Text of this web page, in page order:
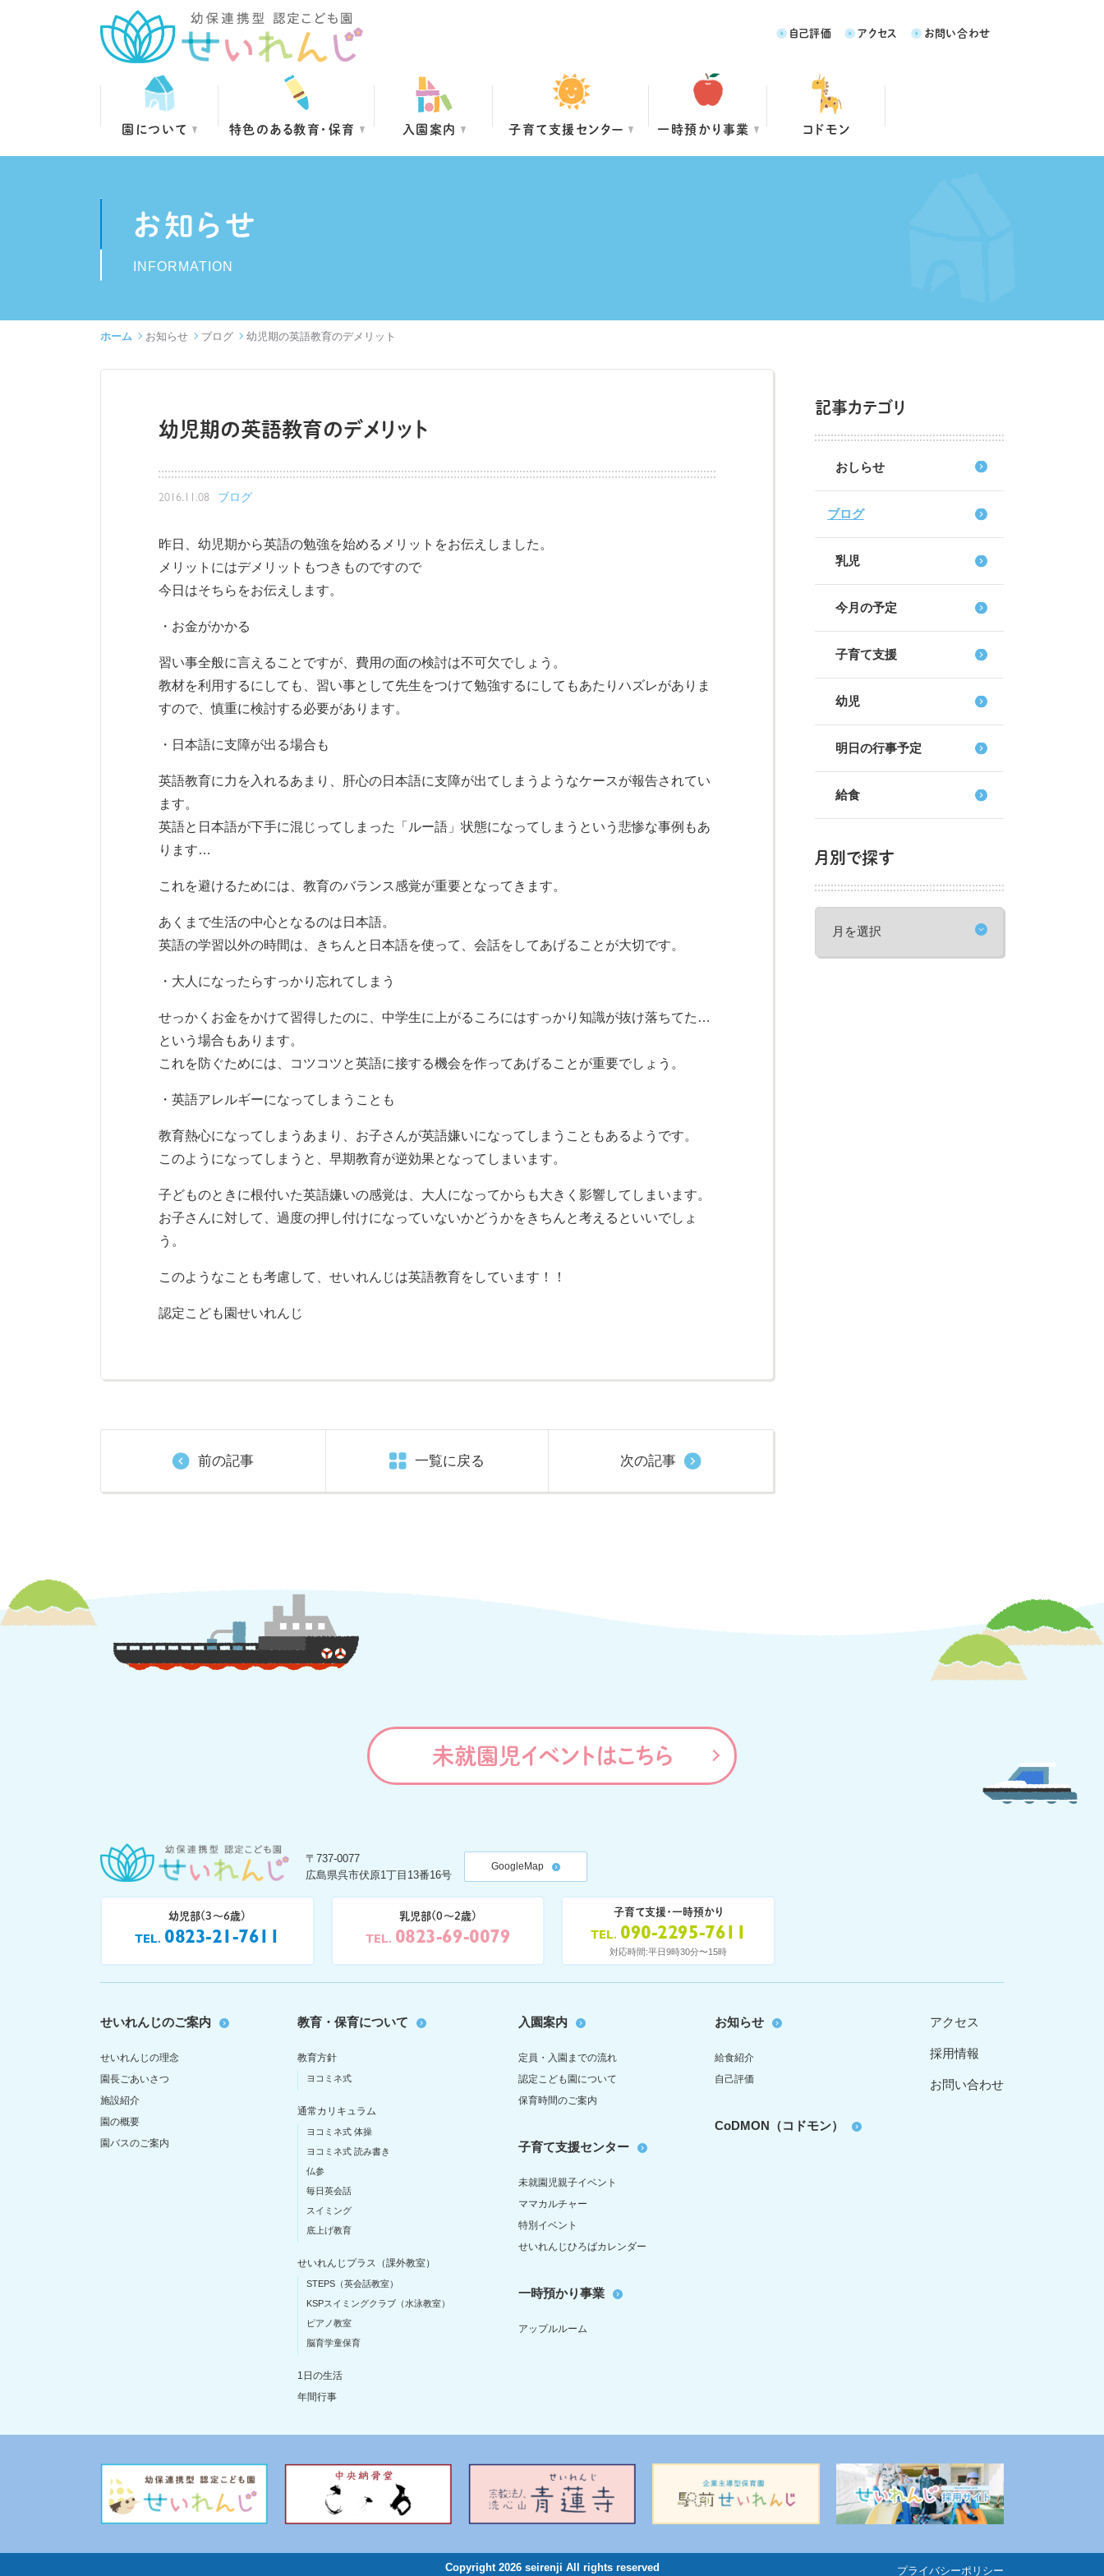
園について 特色のある教育・保育 入園案内 子育て支援センター 一時預かり事業 コドモン
自己評価 アクセス お問い合わせ
お知らせ
INFORMATION
ホーム お知らせ ブログ 幼児期の英語教育のデメリット
幼児期の英語教育のデメリット
2016.11.08 ブログ
昨日、幼児期から英語の勉強を始めるメリットをお伝えしました。
メリットにはデメリットもつきものですので
今日はそちらをお伝えします。
・お金がかかる
習い事全般に言えることですが、費用の面の検討は不可欠でしょう。
教材を利用するにしても、習い事として先生をつけて勉強するにしてもあたりハズレがありま
すので、慎重に検討する必要があります。
・日本語に支障が出る場合も
英語教育に力を入れるあまり、肝心の日本語に支障が出てしまうようなケースが報告されてい
ます。
英語と日本語が下手に混じってしまった「ルー語」状態になってしまうという悲惨な事例もあ
ります…
これを避けるためには、教育のバランス感覚が重要となってきます。
あくまで生活の中心となるのは日本語。
英語の学習以外の時間は、きちんと日本語を使って、会話をしてあげることが大切です。
・大人になったらすっかり忘れてしまう
せっかくお金をかけて習得したのに、中学生に上がるころにはすっかり知識が抜け落ちてた…
という場合もあります。
これを防ぐためには、コツコツと英語に接する機会を作ってあげることが重要でしょう。
・英語アレルギーになってしまうことも
教育熱心になってしまうあまり、お子さんが英語嫌いになってしまうこともあるようです。
このようになってしまうと、早期教育が逆効果となってしまいます。
子どものときに根付いた英語嫌いの感覚は、大人になってからも大きく影響してしまいます。
お子さんに対して、過度の押し付けになっていないかどうかをきちんと考えるといいでしょ
う。
このようなことも考慮して、せいれんじは英語教育をしています！！
認定こども園せいれんじ
前の記事 一覧に戻る 次の記事
記事カテゴリ
おしらせ
ブログ
乳児
今月の予定
子育て支援
幼児
明日の行事予定
給食
月別で探す
未就園児イベントはこちら
〒737-0077
広島県呉市伏原1丁目13番16号
GoogleMap
幼児部(3〜6歳)
TEL 0823-21-7611
乳児部(0〜2歳)
TEL 0823-69-0079
子育て支援・一時預かり
TEL 090-2295-7611
対応時間:平日9時30分〜15時
せいれんじのご案内
せいれんじの理念
園長ごあいさつ
施設紹介
園の概要
園バスのご案内
教育・保育について
教育方針
ヨコミネ式
通常カリキュラム
ヨコミネ式 体操
ヨコミネ式 読み書き
仏参
毎日英会話
スイミング
底上げ教育
せいれんじプラス（課外教室）
STEPS（英会話教室）
KSPスイミングクラブ（水泳教室）
ピアノ教室
脳育学童保育
1日の生活
年間行事
入園案内
定員・入園までの流れ
認定こども園について
保育時間のご案内
子育て支援センター
未就園児親子イベント
ママカルチャー
特別イベント
せいれんじひろばカレンダー
一時預かり事業
アップルルーム
お知らせ
給食紹介
自己評価
CoDMON（コドモン）
アクセス
採用情報
お問い合わせ
プライバシーポリシー
Copyright 2026 seirenji All rights reserved